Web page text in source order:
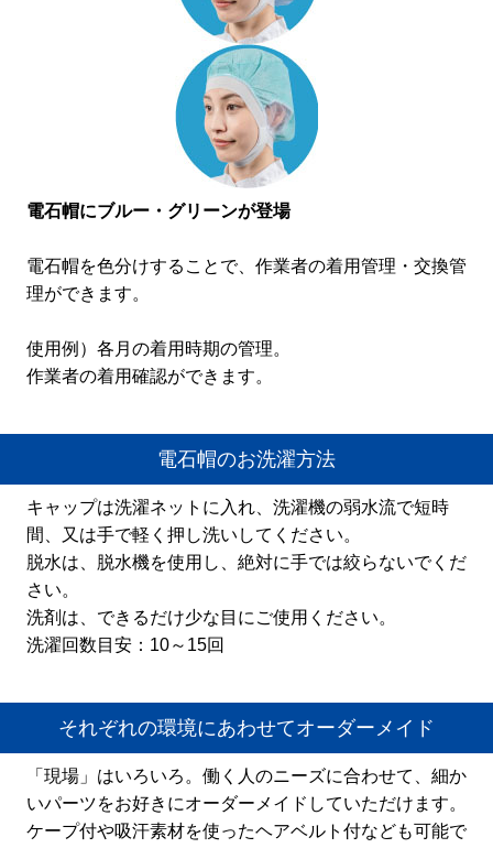
電石帽にブルー・グリーンが登場
電石帽を色分けすることで、作業者の着用管理・交換管
理ができます。
使用例）各月の着用時期の管理。
作業者の着用確認ができます。
電石帽のお洗濯方法
キャップは洗濯ネットに入れ、洗濯機の弱水流で短時
間、又は手で軽く押し洗いしてください。
脱水は、脱水機を使用し、絶対に手では絞らないでくだ
さい。
洗剤は、できるだけ少な目にご使用ください。
洗濯回数目安：10～15回
それぞれの環境にあわせてオーダーメイド
「現場」はいろいろ。働く人のニーズに合わせて、細か
いパーツをお好きにオーダーメイドしていただけます。
ケープ付や吸汗素材を使ったヘアベルト付なども可能で